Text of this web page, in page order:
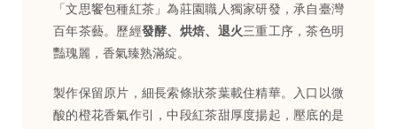
「文思饗包種紅茶」為莊園職人獨家研發，承自臺灣
百年茶藝。歷經發酵、烘焙、退火三重工序，茶色明
豔瑰麗，香氣臻熟滿綻。
製作保留原片，細長索條狀茶葉載住精華。入口以微
酸的橙花香氣作引，中段紅茶甜厚度揚起，壓底的是